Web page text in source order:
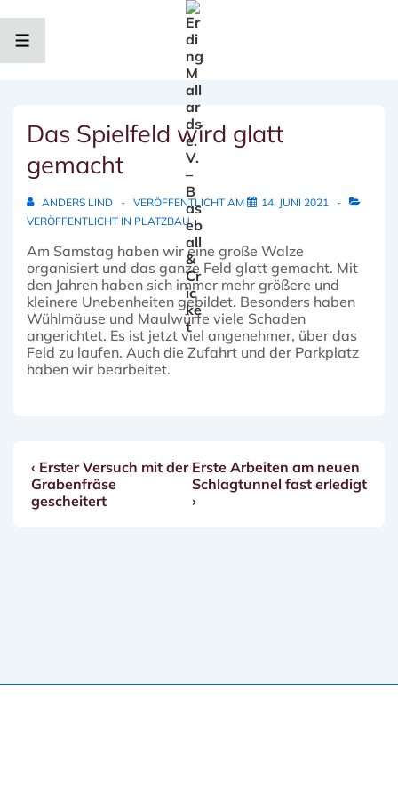
InhaltMENÜ
Das Spielfeld wird glatt
gemacht
ANDERS LIND VERÖFFENTLICHT AM
14. JUNI 2021
VERÖFFENTLICHT IN PLATZBAU
Am Samstag haben wir eine große Walze
organisiert und das ganze Feld glatt gemacht. Mit
den Jahren haben sich immer mehr größere und
kleinere Unebenheiten gebildet. Besonders haben
Wühlmäuse und Maulwürfe viele Schaden
angerichtet. Es ist jetzt viel angenehmer, über das
Feld zu laufen. Auch die Zufahrt und der Parkplatz
haben wir bearbeitet.
Beitragsnavigation
Vorheriger
Beitrag
ist
‹ Erster Versuch mit der
Grabenfräse
gescheitert
Nächster
Beitrag
ist
Erste Arbeiten am neuen
Schlagtunnel fast erledigt
›